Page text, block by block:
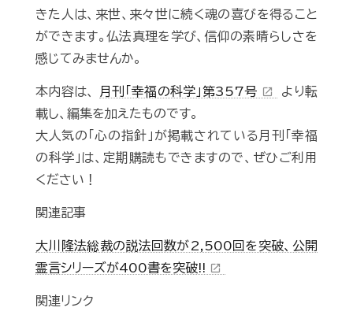
きた人は、来世、来々世に続く魂の喜びを得ること
ができます。仏法真理を学び、信仰の素晴らしさを
感じてみませんか。
本内容は、 月刊「幸福の科学」第357号 open_in_new
より転
載し、編集を加えたものです。
大人気の「心の指針」が掲載されている月刊「幸福
の科学」は、定期購読もできますので、ぜひご利用
ください！
関連記事
大川隆法総裁の説法回数が2,500回を突破、公開
霊言シリーズが400書を突破!! open_in_new
関連リンク